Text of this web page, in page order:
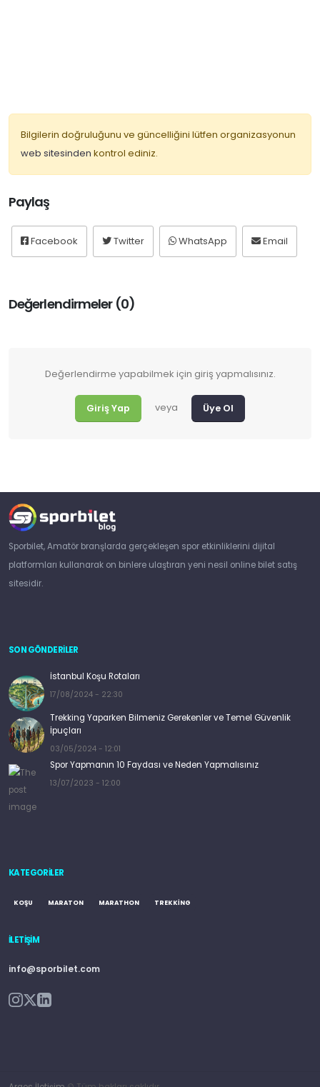
Bilgilerin doğruluğunu ve güncelliğini lütfen organizasyonun
web sitesinden kontrol ediniz.
Paylaş
Facebook Twitter WhatsApp Email
Değerlendirmeler (0)
Değerlendirme yapabilmek için giriş yapmalısınız.
Giriş Yap veya Üye Ol
Sporbilet, Amatör branşlarda gerçekleşen spor etkinliklerini dijital
platformları kullanarak on binlere ulaştıran yeni nesil online bilet satış
sitesidir.
SON GÖNDERİLER
İstanbul Koşu Rotaları
17/08/2024 - 22:30
Trekking Yaparken Bilmeniz Gerekenler ve Temel Güvenlik
İpuçları
03/05/2024 - 12:01
Spor Yapmanın 10 Faydası ve Neden Yapmalısınız
13/07/2023 - 12:00
KATEGORILER
KOŞU MARATON MARATHON TREKKING
İLETIŞIM
info@sporbilet.com